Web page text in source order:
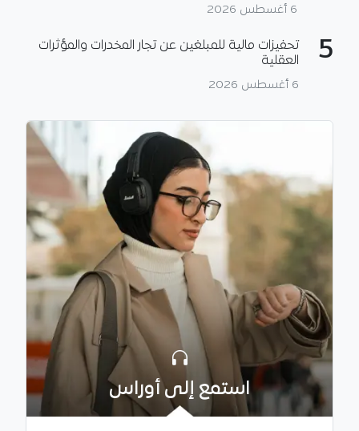
6 أغسطس 2026
5
تحفيزات مالية للمبلغين عن تجار المخدرات والمؤثرات
العقلية
6 أغسطس 2026
استمع إلى أوراس